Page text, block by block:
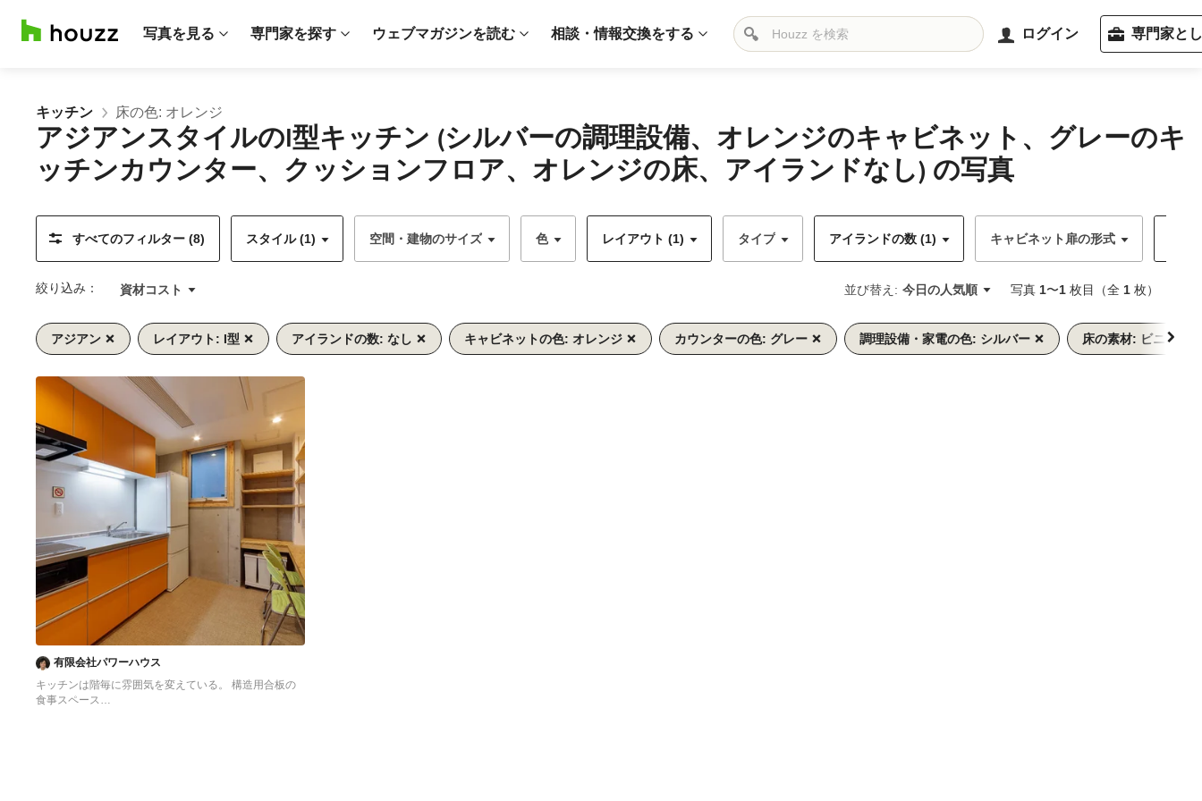
写真を見る 専門家を探す ウェブマガジンを読む 相談・情報交換をする ログイン 専門家と
キッチン 床の色: オレンジ
アジアンスタイルのI型キッチン (シルバーの調理設備、オレンジのキャビネット、グレーのキ
ッチンカウンター、クッションフロア、オレンジの床、アイランドなし) の写真
すべてのフィルター (8) スタイル (1) 空間・建物のサイズ 色 レイアウト (1) タイプ アイランドの数 (1) キャビネット扉の形式
絞り込み： 資材コスト 並び替え: 今日の人気順 写真 1〜1 枚目（全 1 枚）
アジアン レイアウト: I型 アイランドの数: なし キャビネットの色: オレンジ カウンターの色: グレー 調理設備・家電の色: シルバー
床の素材: ビニール
へ
へ
有限会社パワーハウス
キッチンは階毎に雰囲気を変えている。 構造用合板の
食事スペース